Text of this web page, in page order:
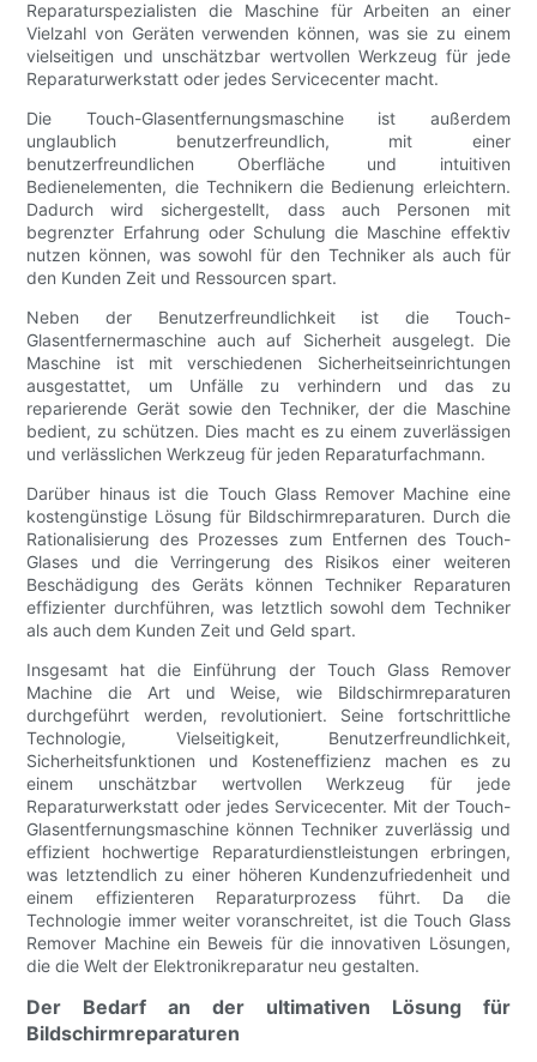
Reparaturspezialisten die Maschine für Arbeiten an einer
Vielzahl von Geräten verwenden können, was sie zu einem
vielseitigen und unschätzbar wertvollen Werkzeug für jede
Reparaturwerkstatt oder jedes Servicecenter macht.
Die Touch-Glasentfernungsmaschine ist außerdem
unglaublich benutzerfreundlich, mit einer
benutzerfreundlichen Oberfläche und intuitiven
Bedienelementen, die Technikern die Bedienung erleichtern.
Dadurch wird sichergestellt, dass auch Personen mit
begrenzter Erfahrung oder Schulung die Maschine effektiv
nutzen können, was sowohl für den Techniker als auch für
den Kunden Zeit und Ressourcen spart.
Neben der Benutzerfreundlichkeit ist die Touch-
Glasentfernermaschine auch auf Sicherheit ausgelegt. Die
Maschine ist mit verschiedenen Sicherheitseinrichtungen
ausgestattet, um Unfälle zu verhindern und das zu
reparierende Gerät sowie den Techniker, der die Maschine
bedient, zu schützen. Dies macht es zu einem zuverlässigen
und verlässlichen Werkzeug für jeden Reparaturfachmann.
Darüber hinaus ist die Touch Glass Remover Machine eine
kostengünstige Lösung für Bildschirmreparaturen. Durch die
Rationalisierung des Prozesses zum Entfernen des Touch-
Glases und die Verringerung des Risikos einer weiteren
Beschädigung des Geräts können Techniker Reparaturen
effizienter durchführen, was letztlich sowohl dem Techniker
als auch dem Kunden Zeit und Geld spart.
Insgesamt hat die Einführung der Touch Glass Remover
Machine die Art und Weise, wie Bildschirmreparaturen
durchgeführt werden, revolutioniert. Seine fortschrittliche
Technologie, Vielseitigkeit, Benutzerfreundlichkeit,
Sicherheitsfunktionen und Kosteneffizienz machen es zu
einem unschätzbar wertvollen Werkzeug für jede
Reparaturwerkstatt oder jedes Servicecenter. Mit der Touch-
Glasentfernungsmaschine können Techniker zuverlässig und
effizient hochwertige Reparaturdienstleistungen erbringen,
was letztendlich zu einer höheren Kundenzufriedenheit und
einem effizienteren Reparaturprozess führt. Da die
Technologie immer weiter voranschreitet, ist die Touch Glass
Remover Machine ein Beweis für die innovativen Lösungen,
die die Welt der Elektronikreparatur neu gestalten.
Der Bedarf an der ultimativen Lösung für
Bildschirmreparaturen